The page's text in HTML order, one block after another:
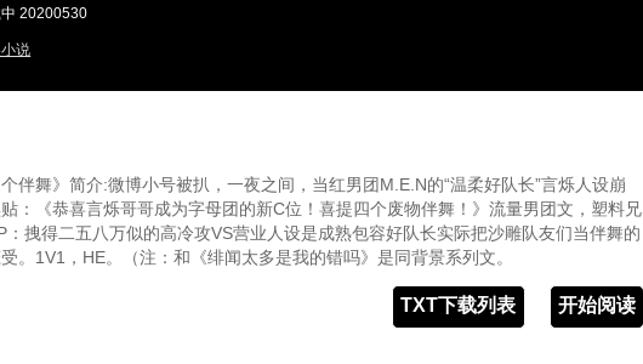
20200530
说
伴舞》简介:微博小号被扒，一夜之间，当红男团M.E.N的“温柔好队长”言烁人设崩
：《恭喜言烁哥哥成为字母团的新C位！喜提四个废物伴舞！》流量男团文，塑料兄
：拽得二五八万似的高冷攻VS营业人设是成熟包容好队长实际把沙雕队友们当伴舞的
。1V1，HE。（注：和《绯闻太多是我的错吗》是同背景系列文。
开始阅读
TXT下载列表